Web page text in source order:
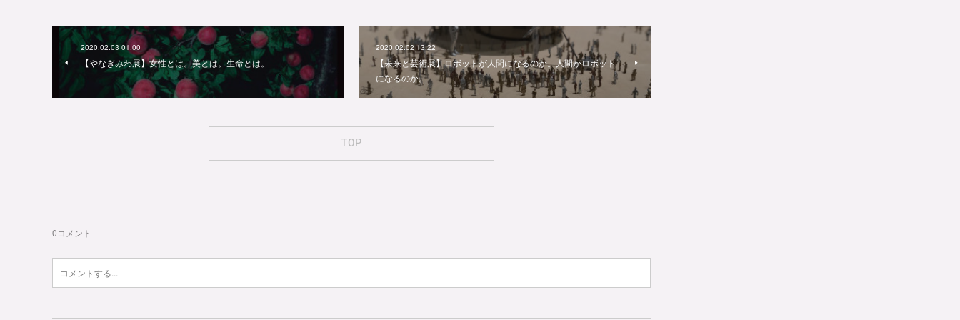
2020.02.03 01:00
【やなぎみわ展】女性とは。美とは。生命とは。
2020.02.02 13:22
【未来と芸術展】ロボットが人間になるのか。人間がロボット
になるのか。
TOP
0コメント